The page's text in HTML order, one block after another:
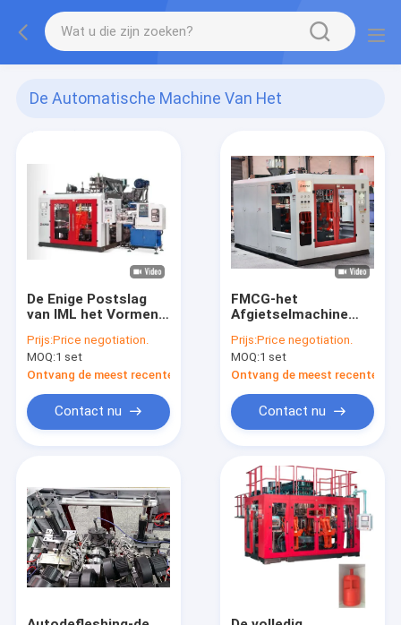
De Automatische Machine Van Het
De Enige Postslag
van IML het Vormen
Prijs:Price negotiation.
MOQ:1 set
Ontvang de meest recente Prijs
Contact nu
FMCG-het
Afgietselmachine
Automatische Slag
Prijs:Price negotiation.
MOQ:1 set
Ontvang de meest recente
Contact nu